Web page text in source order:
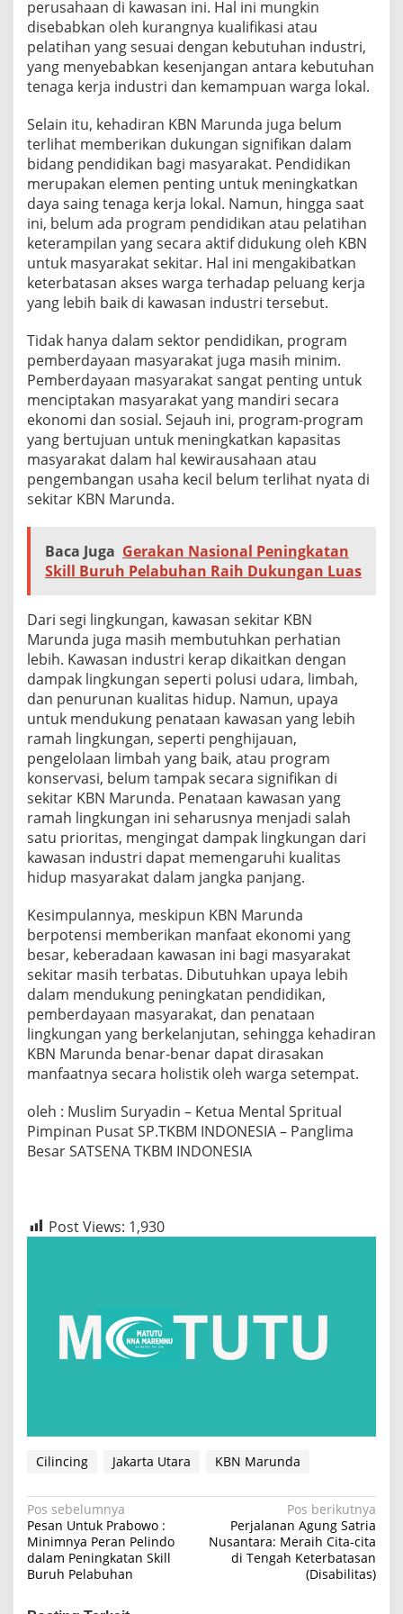
perusahaan di kawasan ini. Hal ini mungkin
disebabkan oleh kurangnya kualifikasi atau
pelatihan yang sesuai dengan kebutuhan industri,
yang menyebabkan kesenjangan antara kebutuhan
tenaga kerja industri dan kemampuan warga lokal.
Selain itu, kehadiran KBN Marunda juga belum
terlihat memberikan dukungan signifikan dalam
bidang pendidikan bagi masyarakat. Pendidikan
merupakan elemen penting untuk meningkatkan
daya saing tenaga kerja lokal. Namun, hingga saat
ini, belum ada program pendidikan atau pelatihan
keterampilan yang secara aktif didukung oleh KBN
untuk masyarakat sekitar. Hal ini mengakibatkan
keterbatasan akses warga terhadap peluang kerja
yang lebih baik di kawasan industri tersebut.
Tidak hanya dalam sektor pendidikan, program
pemberdayaan masyarakat juga masih minim.
Pemberdayaan masyarakat sangat penting untuk
menciptakan masyarakat yang mandiri secara
ekonomi dan sosial. Sejauh ini, program-program
yang bertujuan untuk meningkatkan kapasitas
masyarakat dalam hal kewirausahaan atau
pengembangan usaha kecil belum terlihat nyata di
sekitar KBN Marunda.
Baca Juga Gerakan Nasional Peningkatan
Skill Buruh Pelabuhan Raih Dukungan Luas
Dari segi lingkungan, kawasan sekitar KBN
Marunda juga masih membutuhkan perhatian
lebih. Kawasan industri kerap dikaitkan dengan
dampak lingkungan seperti polusi udara, limbah,
dan penurunan kualitas hidup. Namun, upaya
untuk mendukung penataan kawasan yang lebih
ramah lingkungan, seperti penghijauan,
pengelolaan limbah yang baik, atau program
konservasi, belum tampak secara signifikan di
sekitar KBN Marunda. Penataan kawasan yang
ramah lingkungan ini seharusnya menjadi salah
satu prioritas, mengingat dampak lingkungan dari
kawasan industri dapat memengaruhi kualitas
hidup masyarakat dalam jangka panjang.
Kesimpulannya, meskipun KBN Marunda
berpotensi memberikan manfaat ekonomi yang
besar, keberadaan kawasan ini bagi masyarakat
sekitar masih terbatas. Dibutuhkan upaya lebih
dalam mendukung peningkatan pendidikan,
pemberdayaan masyarakat, dan penataan
lingkungan yang berkelanjutan, sehingga kehadiran
KBN Marunda benar-benar dapat dirasakan
manfaatnya secara holistik oleh warga setempat.
oleh : Muslim Suryadin – Ketua Mental Spritual
Pimpinan Pusat SP.TKBM INDONESIA – Panglima
Besar SATSENA TKBM INDONESIA
Post Views: 1,930
Cilincing Jakarta Utara KBN Marunda
N
a
v
Pos sebelumnya
Pesan Untuk Prabowo :
Minimnya Peran Pelindo
dalam Peningkatan Skill
Buruh Pelabuhan
Pos berikutnya
Perjalanan Agung Satria
Nusantara: Meraih Cita-cita
di Tengah Keterbatasan
(Disabilitas)